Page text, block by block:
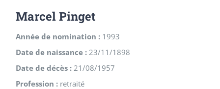
Marcel Pinget
Année de nomination : 1993
Date de naissance : 23/11/1898
Date de décès : 21/08/1957
Profession : retraité